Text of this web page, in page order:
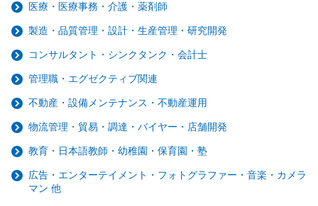
医療・医療事務・介護・薬剤師
製造・品質管理・設計・生産管理・研究開発
コンサルタント・シンクタンク・会計士
管理職・エグゼクティブ関連
不動産・設備メンテナンス・不動産運用
物流管理・貿易・調達・バイヤー・店舗開発
教育・日本語教師・幼稚園・保育園・塾
広告・エンターテイメント・フォトグラファー・音楽・カメラ
マン 他